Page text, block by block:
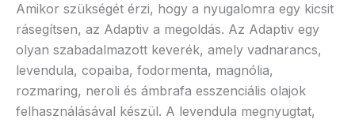
Amikor szükségét érzi, hogy a nyugalomra egy kicsit
rásegítsen, az Adaptiv a megoldás. Az Adaptiv egy
olyan szabadalmazott keverék, amely vadnarancs,
levendula, copaiba, fodormenta, magnólia,
rozmaring, neroli és ámbrafa esszenciális olajok
felhasználásával készül. A levendula megnyugtat,